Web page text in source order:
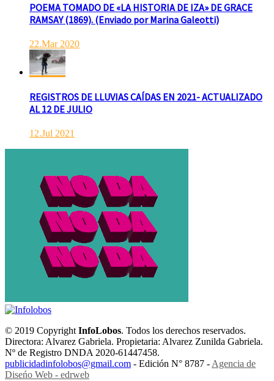
POEMA TOMADO DE «LA HISTORIA DE IZA» DE GRACE
RAMSAY (1869). (Enviado por Marina Galeotti)
22.Mar 2020
REGISTROS DE LLUVIAS CAÍDAS EN 2021- ACTUALIZADO
AL 12 DE JULIO
12.Jul 2021
© 2019 CopyrightInfoLobos. Todos los derechos reservados.
Directora: Alvarez Gabriela. Propietaria: Alvarez Zunilda Gabriela.
Nº de Registro DNDA 2020-61447458.
publicidadinfolobos@gmail.com - Edición N° 8787 -Agencia de
Diseńo Web - edrweb